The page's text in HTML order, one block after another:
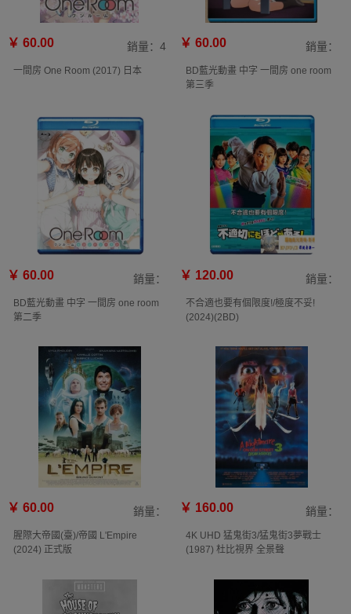
￥ 60.00 銷量：4
一間房 One Room (2017) 日本
￥ 60.00 銷量：
BD藍光動畫 中字 一間房 one room
第三季
￥ 60.00 銷量：
BD藍光動畫 中字 一間房 one room
第二季
￥ 120.00 銷量：
不合適也要有個限度!/極度不妥!
(2024)(2BD)
￥ 60.00 銷量：
腥際大帝國(臺)/帝國 L'Empire
(2024) 正式版
￥ 160.00 銷量：
4K UHD 猛鬼街3/猛鬼街3夢戰士
(1987) 杜比視界 全景聲